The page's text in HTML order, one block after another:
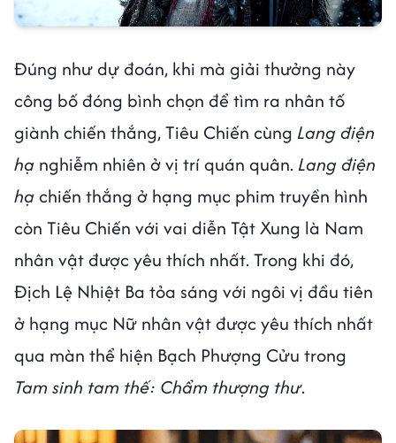
Đúng như dự đoán, khi mà giải thưởng này
công bố đóng bình chọn để tìm ra nhân tố
giành chiến thắng, Tiêu Chiến cùng Lang điện
hạ nghiễm nhiên ở vị trí quán quân. Lang điện
hạchiến thắng ở hạng mục phim truyền hình
còn Tiêu Chiến với vai diễn Tật Xung là Nam
nhân vật được yêu thích nhất. Trong khi đó,
Địch Lệ Nhiệt Ba tỏa sáng với ngôi vị đầu tiên
ở hạng mục Nữ nhân vật được yêu thích nhất
qua màn thể hiện Bạch Phượng Cửu trong
Tam sinh tam thế: Chẩm thượng thư.